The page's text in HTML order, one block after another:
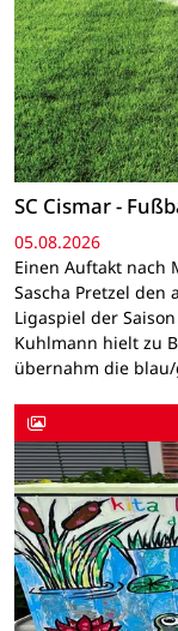
SC Cismar -
05.08.2026
Einen Auftakt nach
Sascha Pretzel den
Ligaspiel der
Kuhlmann hielt zu
übernahm die